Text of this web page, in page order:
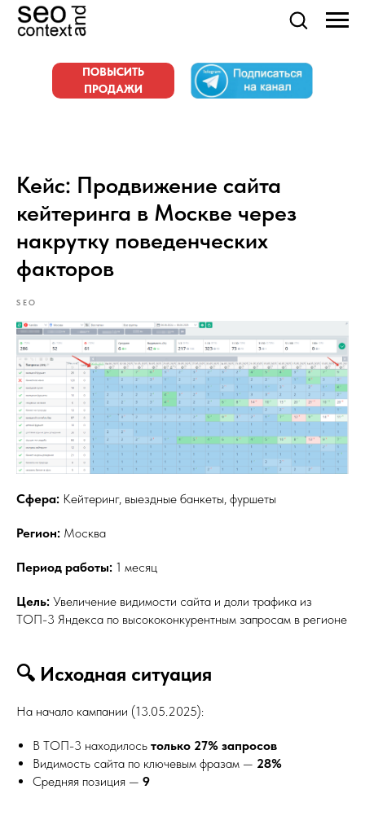
ПОВЫСИТЬ
ПРОДАЖИ
Кейс: Продвижение сайта
кейтеринга в Москве через
накрутку поведенческих
факторов
SEO
Сфера: Кейтеринг, выездные банкеты, фуршеты
Регион: Москва
Период работы: 1 месяц
Цель: Увеличение видимости сайта и доли трафика из
ТОП-3 Яндекса по высококонкурентным запросам в регионе
🔍 Исходная ситуация
На начало кампании (13.05.2025):
В ТОП-3 находилось только 27% запросов
Видимость сайта по ключевым фразам — 28%
Средняя позиция — 9